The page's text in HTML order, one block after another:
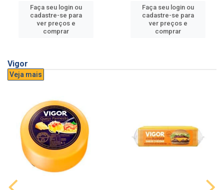
Faça seu login ou
cadastre-se para
ver preços e
comprar
Faça seu login ou
cadastre-se para
ver preços e
comprar
Vigor
Veja mais